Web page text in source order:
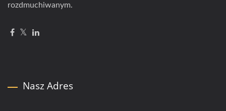
rozdmuchiwanym.
Nasz Adres